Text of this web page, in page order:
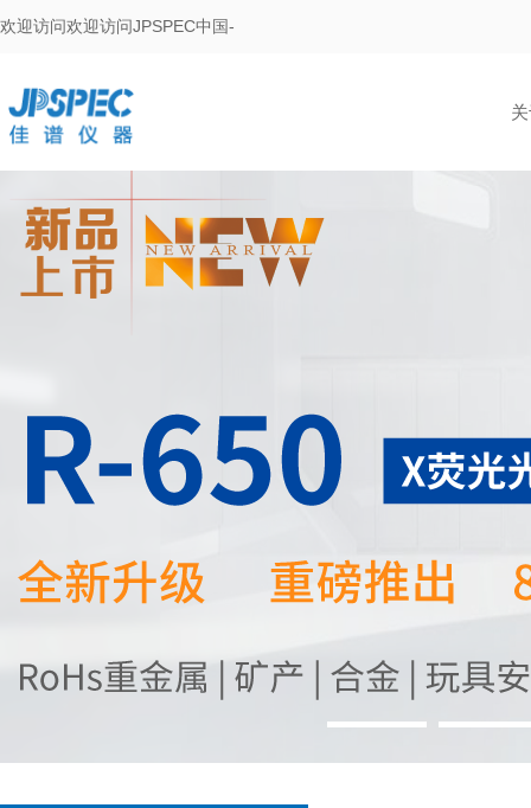
欢迎访问欢迎访问JPSPEC中国-